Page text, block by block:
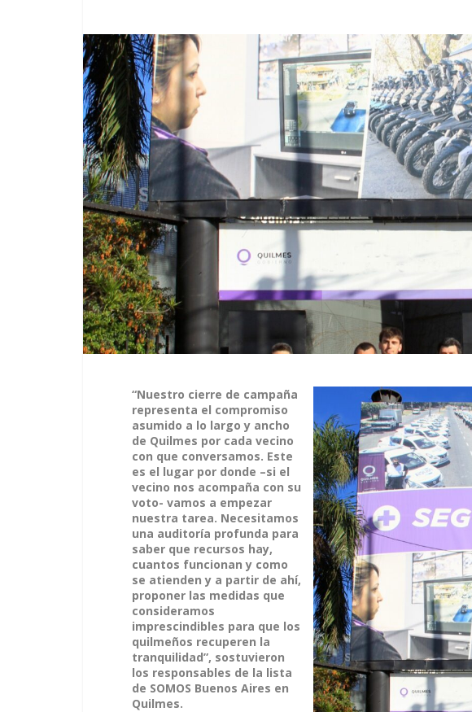
“Nuestro cierre de campaña
representa el compromiso
asumido a lo largo y ancho
de Quilmes por cada vecino
con que conversamos. Este
es el lugar por donde –si el
vecino nos acompaña con su
voto- vamos a empezar
nuestra tarea. Necesitamos
una auditoría profunda para
saber que recursos hay,
cuantos funcionan y como
se atienden y a partir de ahí,
proponer las medidas que
consideramos
imprescindibles para que los
quilmeños recuperen la
tranquilidad”, sostuvieron
los responsables de la lista
de SOMOS Buenos Aires en
Quilmes.